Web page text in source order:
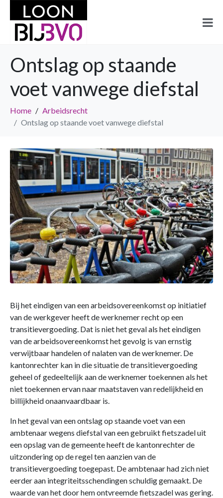
Ontslag op staande
voet vanwege diefstal
Home
Arbeidsrecht
Ontslag op staande voet vanwege diefstal
Bij het eindigen van een arbeidsovereenkomst op initiatief
van de werkgever heeft de werknemer recht op een
transitievergoeding. Dat is niet het geval als het eindigen
van de arbeidsovereenkomst het gevolg is van ernstig
verwijtbaar handelen of nalaten van de werknemer. De
kantonrechter kan in die situatie de transitievergoeding
geheel of gedeeltelijk aan de werknemer toekennen als het
niet toekennen ervan naar maatstaven van redelijkheid en
billijkheid onaanvaardbaar is.
In het geval van een ontslag op staande voet van een
ambtenaar wegens diefstal van een gebruikt fietszadel uit
een opslag van de gemeente heeft de kantonrechter de
uitzondering op de regel ten aanzien van de
transitievergoeding toegepast. De ambtenaar had zich niet
eerder aan integriteitsschendingen schuldig gemaakt. De
waarde van het door hem ontvreemde fietszadel was gering.